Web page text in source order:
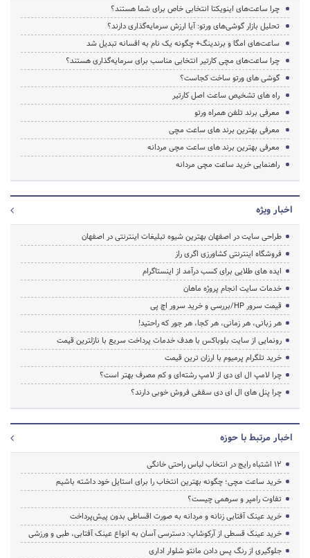
چرا ساعت‌های اینویکتا انتخابی خاص برای شما هستند؟
تحلیل بازار گوشی‌های ورتو: آیا ارزش سرمایه‌گذاری دارند؟
ساعت‌های امگا و برندینگ+ چگونه یک نام به افسانه تبدیل شد
چرا ساعت‌های مچی کارتیر انتخابی مناسب برای سرمایه‌گذاری هستند؟
گوشی های ورتو ساخت کجاست؟
راه های تشخیص ساعت اصل کارتیر
معرفی برند تلفن همراه ورتو
معرفی بهترین برند های ساعت مچی
معرفی بهترین برند های ساعت مچی مردانه
راهنمایی خرید ساعت مچی مردانه
اخبار ویژه
طراحی سایت در اصفهان بهترین شیوه تبلیغات اینترنتی در اصفهان
فروشگاه اینترنتی کشاورزی اگری راز
ایده های طلایی برای کسب درآمد از اینستاگرام
خدمات سایت انجام پروژه ماهان
قیمت سرور HP/بررسی و خرید سرور اچ پی
هر زبانی، هر زمانی، هر کجا، هر جور که راحتید!
رونمایی از سایت بلوباکس با هدف خدمات پرداخت سریع با نازلترین قیمت
خرید تلگرام پرمیوم با ارزان ترین قیمت
چرا لامپ ال ای دی از لامپ رشته‌ای و کم مصرف بهتر است؟
چرا پنل های ال ای دی سقفی فروش خوبی دارند؟
اخبار مرتبط با حوزه
۱۲ اشتباه رایج در انتخاب لباس راحتی خانگی
خرید ساعت مچی؛ چگونه بهترین انتخاب را برای استایل خود داشته باشیم
تفاوت رامپر و سرهمی چیست؟
خرید عینک آفتابی زنانه و مردانه به صورت اقساطی بدون پیش‌پرداخت
خرید عینک قسطی از آرکوشاپ: دسترسی آسان به انواع عینک آفتابی، طبی و ورزشی
جلوگیری از رنگ پس دادن مانتو شلوار اداری